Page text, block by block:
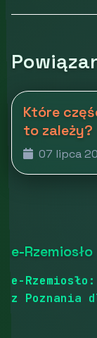
Które
to zależy?
07 lipca
e-Rzemiosło
e-
z Poznania